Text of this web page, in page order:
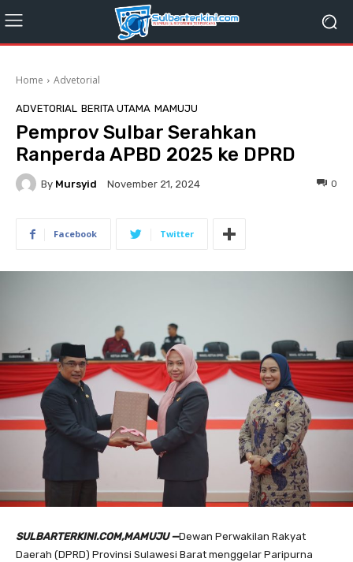
Home Advetorial
ADVETORIAL BERITA UTAMA MAMUJU
Pemprov Sulbar Serahkan
Ranperda APBD 2025 ke DPRD
By Mursyid November 21, 2024 0
Facebook Twitter
SULBARTERKINI.COM,MAMUJU —Dewan Perwakilan Rakyat
Daerah (DPRD) Provinsi Sulawesi Barat menggelar Paripurna